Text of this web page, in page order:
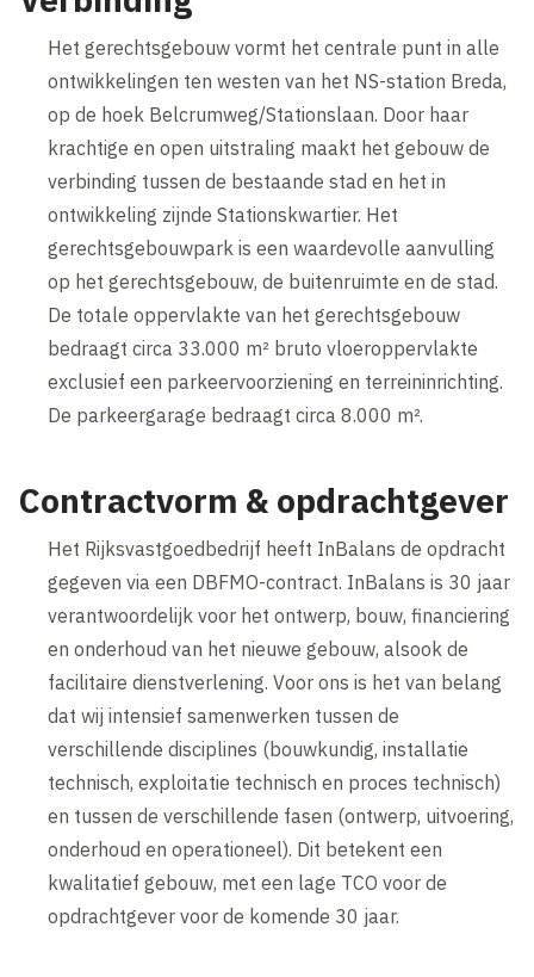
Het gerechtsgebouw vormt het centrale punt in alle
ontwikkelingen ten westen van het NS-station Breda,
op de hoek Belcrumweg/Stationslaan. Door haar
krachtige en open uitstraling maakt het gebouw de
verbinding tussen de bestaande stad en het in
ontwikkeling zijnde Stationskwartier. Het
gerechtsgebouwpark is een waardevolle aanvulling
op het gerechtsgebouw, de buitenruimte en de stad.
De totale oppervlakte van het gerechtsgebouw
bedraagt circa 33.000 m² bruto vloeroppervlakte
exclusief een parkeervoorziening en terreininrichting.
De parkeergarage bedraagt circa 8.000 m².
Contractvorm & opdrachtgever
Het Rijksvastgoedbedrijf heeft InBalans de opdracht
gegeven via een DBFMO-contract. InBalans is 30 jaar
verantwoordelijk voor het ontwerp, bouw, financiering
en onderhoud van het nieuwe gebouw, alsook de
facilitaire dienstverlening. Voor ons is het van belang
dat wij intensief samenwerken tussen de
verschillende disciplines (bouwkundig, installatie
technisch, exploitatie technisch en proces technisch)
en tussen de verschillende fasen (ontwerp, uitvoering,
onderhoud en operationeel). Dit betekent een
kwalitatief gebouw, met een lage TCO voor de
opdrachtgever voor de komende 30 jaar.